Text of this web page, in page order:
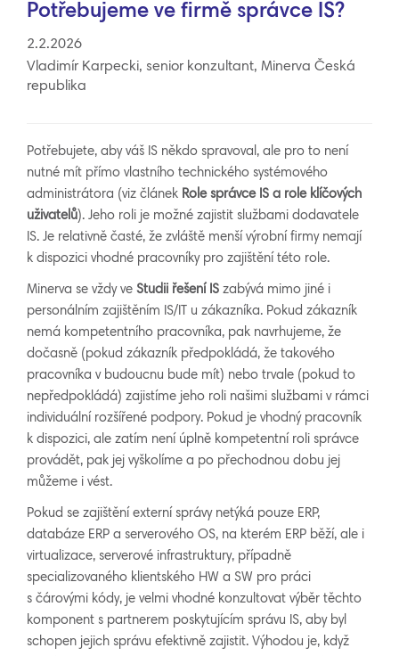
Potřebujeme ve firmě správce IS?
2.2.2026
Vladimír Karpecki, senior konzultant, Minerva Česká
republika
Potřebujete, aby váš IS někdo spravoval, ale pro to není
nutné mít přímo vlastního technického systémového
administrátora (viz článek Role správce IS a role klíčových
uživatelů). Jeho roli je možné zajistit službami dodavatele
IS. Je relativně časté, že zvláště menší výrobní firmy nemají
k dispozici vhodné pracovníky pro zajištění této role.
Minerva se vždy ve Studii řešení IS zabývá mimo jiné i
personálním zajištěním IS/IT u zákazníka. Pokud zákazník
nemá kompetentního pracovníka, pak navrhujeme, že
dočasně (pokud zákazník předpokládá, že takového
pracovníka v budoucnu bude mít) nebo trvale (pokud to
nepředpokládá) zajistíme jeho roli našimi službami v rámci
individuální rozšířené podpory. Pokud je vhodný pracovník
k dispozici, ale zatím není úplně kompetentní roli správce
provádět, pak jej vyškolíme a po přechodnou dobu jej
můžeme i vést.
Pokud se zajištění externí správy netýká pouze ERP,
databáze ERP a serverového OS, na kterém ERP běží, ale i
virtualizace, serverové infrastruktury, případně
specializovaného klientského HW a SW pro práci
s čárovými kódy, je velmi vhodné konzultovat výběr těchto
komponent s partnerem poskytujícím správu IS, aby byl
schopen jejich správu efektivně zajistit. Výhodou je, když